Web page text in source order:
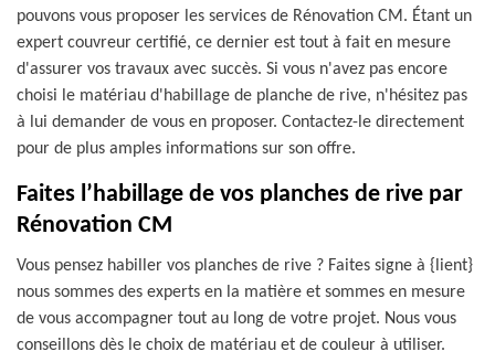
pouvons vous proposer les services de Rénovation CM. Étant un
expert couvreur certifié, ce dernier est tout à fait en mesure
d'assurer vos travaux avec succès. Si vous n'avez pas encore
choisi le matériau d'habillage de planche de rive, n'hésitez pas
à lui demander de vous en proposer. Contactez-le directement
pour de plus amples informations sur son offre.
Faites l’habillage de vos planches de rive par
Rénovation CM
Vous pensez habiller vos planches de rive ? Faites signe à {lient}
nous sommes des experts en la matière et sommes en mesure
de vous accompagner tout au long de votre projet. Nous vous
conseillons dès le choix de matériau et de couleur à utiliser.